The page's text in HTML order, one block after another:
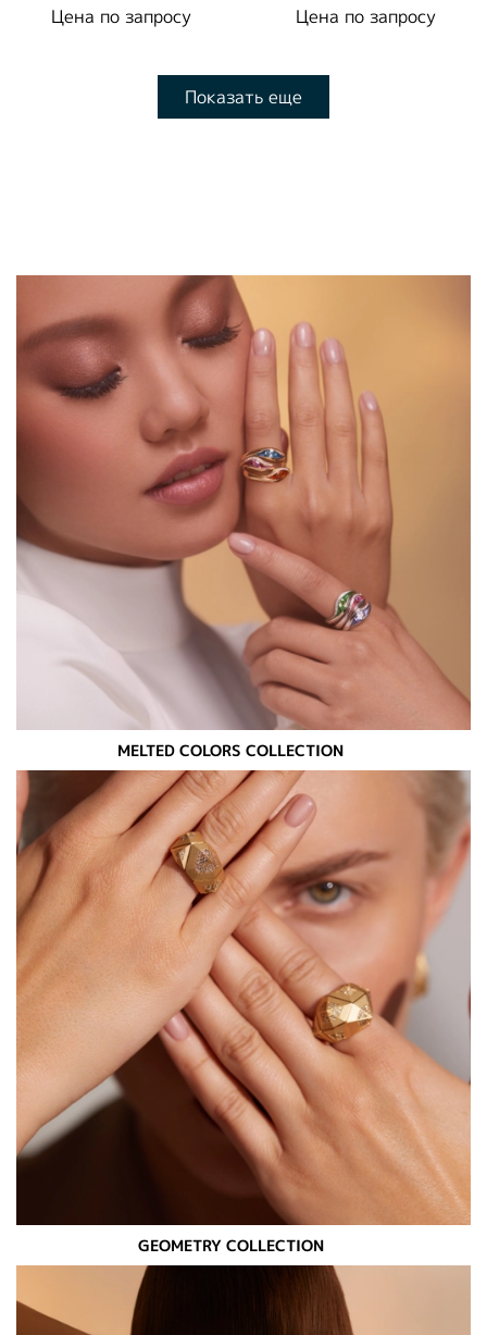
Цена по запросу Цена по запросу
Показать еще
MELTED COLORS COLLECTION
GEOMETRY COLLECTION